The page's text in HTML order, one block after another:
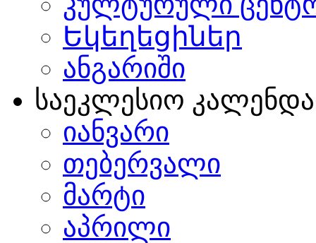
Եկեղեցիներ
ანგარიში
საეკლესიო
იანვარი
თებერვალი
მარტი
აპრილი